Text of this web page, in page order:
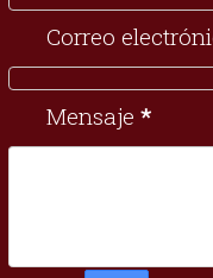
Correo
Mensaje *